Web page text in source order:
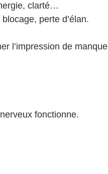
clarté…
perte d’élan.
l’impression de
fonctionne.